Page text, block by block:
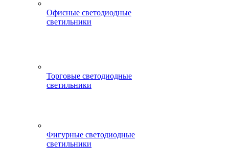
Офисные светодиодные
светильники
Торговые светодиодные
светильники
Фигурные светодиодные
светильники